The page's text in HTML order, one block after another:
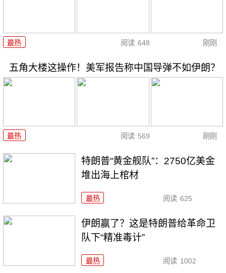
最热 阅读 648 刚刚
五角大楼这操作！美军报告称中国导弹不如伊朗？
最热 阅读 569 刚刚
特朗普“黄金舰队”：2750亿美金
堆出海上棺材
最热 阅读 625
伊朗赢了？这是特朗普给革命卫
队下“精准毒计”
最热 阅读 1002